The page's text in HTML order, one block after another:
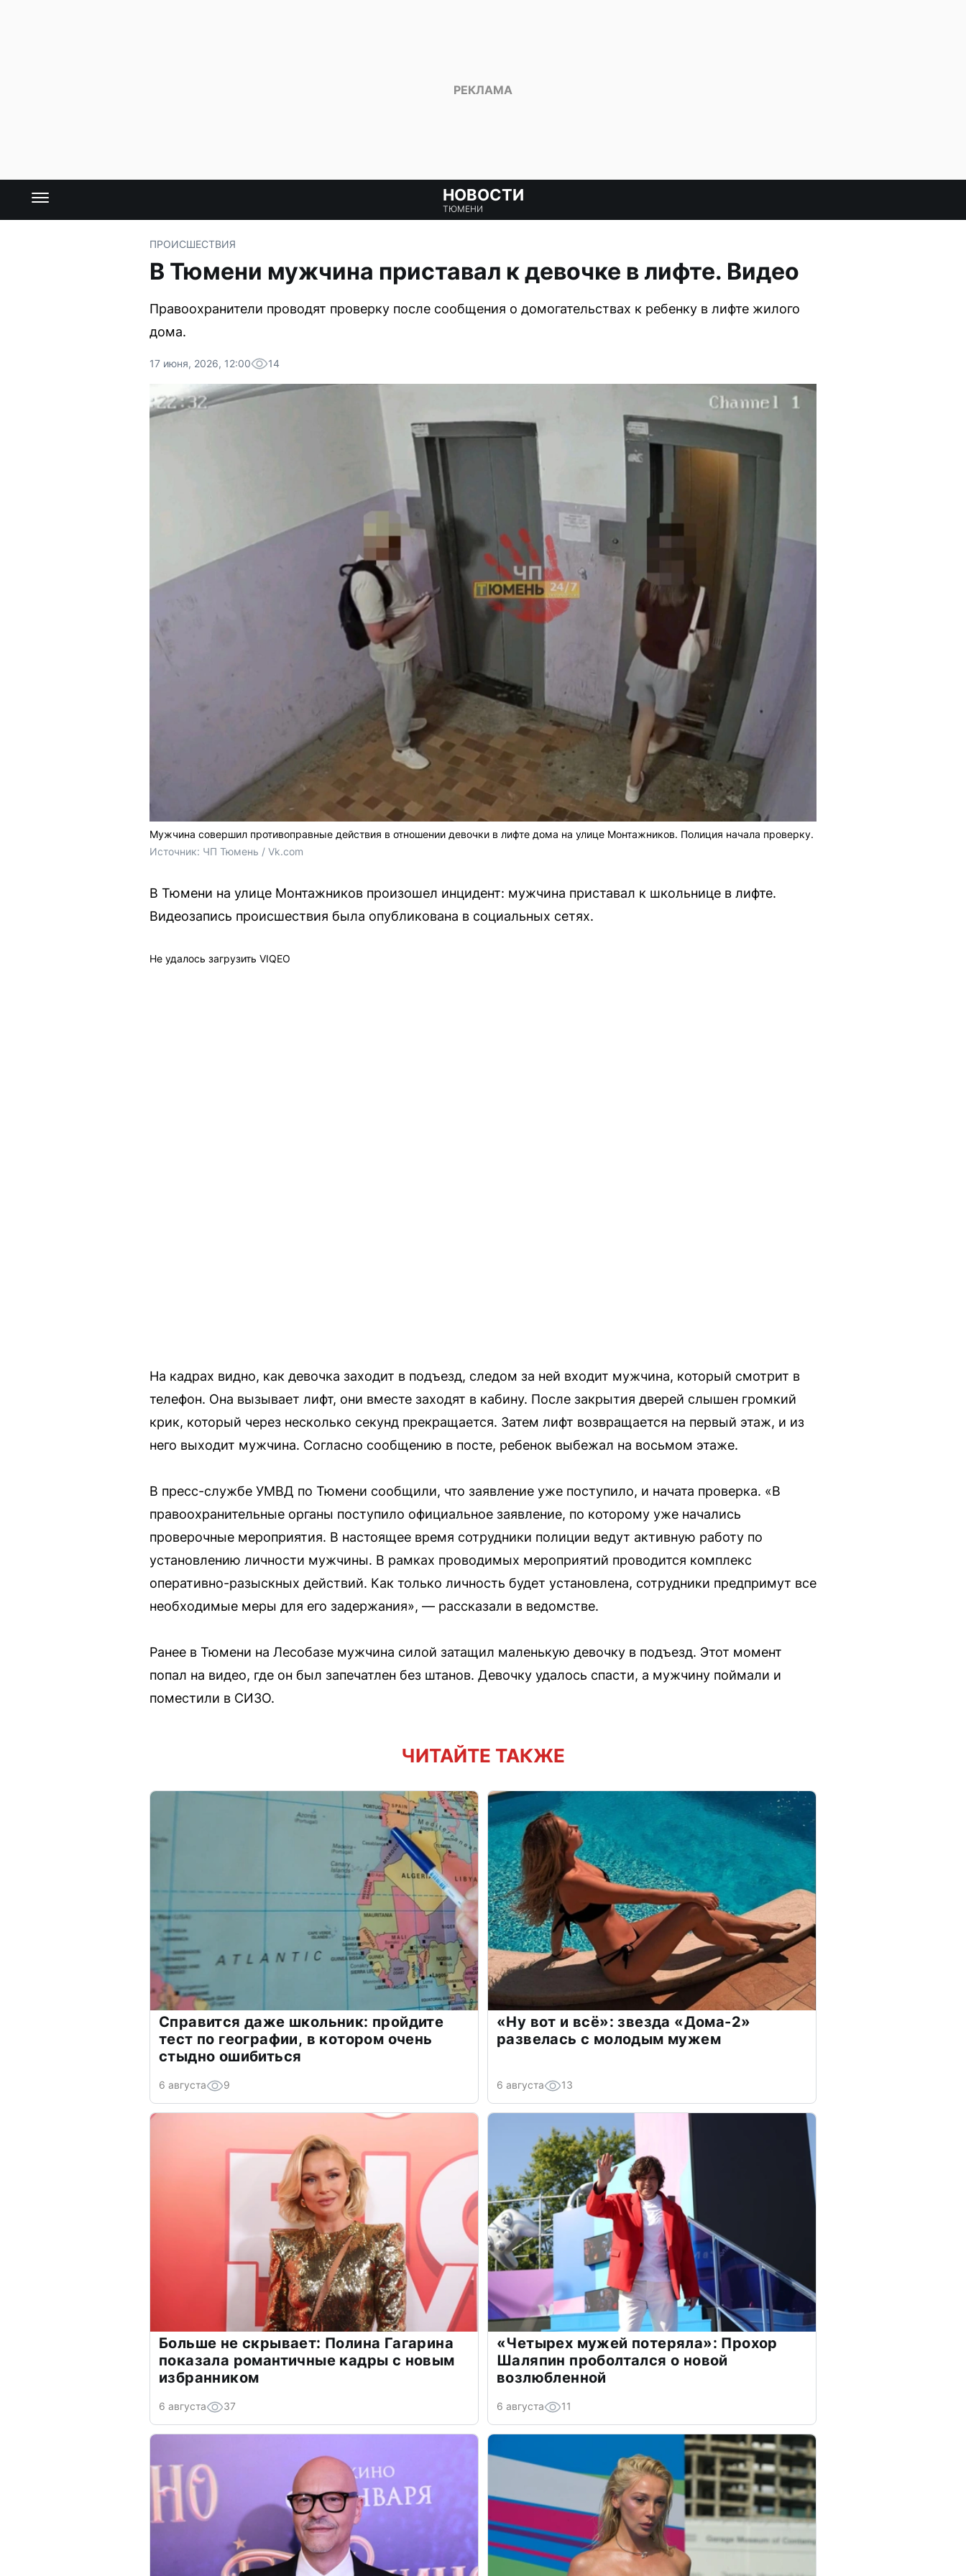
НОВОСТИ
ТЮМЕНИ
ПРОИСШЕСТВИЯ
В Тюмени мужчина приставал к девочке в лифте. Видео
Правоохранители проводят проверку после сообщения о домогательствах к ребенку в лифте жилого
дома.
17 июня, 2026, 12:00 14
Мужчина совершил противоправные действия в отношении девочки в лифте дома на улице Монтажников. Полиция начала проверку.
Источник: ЧП Тюмень / Vk.com
В Тюмени на улице Монтажников произошел инцидент: мужчина приставал к школьнице в лифте.
Видеозапись происшествия была опубликована в социальных сетях.
Не удалось загрузить VIQEO
На кадрах видно, как девочка заходит в подъезд, следом за ней входит мужчина, который смотрит в
телефон. Она вызывает лифт, они вместе заходят в кабину. После закрытия дверей слышен громкий
крик, который через несколько секунд прекращается. Затем лифт возвращается на первый этаж, и из
него выходит мужчина. Согласно сообщению в посте, ребенок выбежал на восьмом этаже.
В пресс-службе УМВД по Тюмени сообщили, что заявление уже поступило, и начата проверка. «В
правоохранительные органы поступило официальное заявление, по которому уже начались
проверочные мероприятия. В настоящее время сотрудники полиции ведут активную работу по
установлению личности мужчины. В рамках проводимых мероприятий проводится комплекс
оперативно-разыскных действий. Как только личность будет установлена, сотрудники предпримут все
необходимые меры для его задержания», — рассказали в ведомстве.
Ранее в Тюмени на Лесобазе мужчина силой затащил маленькую девочку в подъезд. Этот момент
попал на видео, где он был запечатлен без штанов. Девочку удалось спасти, а мужчину поймали и
поместили в СИЗО.
ЧИТАЙТЕ ТАКЖЕ
Справится даже школьник: пройдите
тест по географии, в котором очень
стыдно ошибиться
6 августа 9
«Ну вот и всё»: звезда «Дома-2»
развелась с молодым мужем
6 августа 13
Больше не скрывает: Полина Гагарина
показала романтичные кадры с новым
избранником
6 августа 37
«Четырех мужей потеряла»: Прохор
Шаляпин проболтался о новой
возлюбленной
6 августа 11